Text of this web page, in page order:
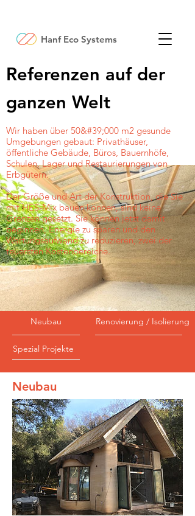
Hanf Eco Systems
Referenzen auf der
ganzen Welt
Wir haben über 50&#39;000 m2 gesunde
Umgebungen gebaut: Privathäuser,
öffentliche Gebäude, Büros, Bauernhöfe,
Schulen, Lager und Restaurierungen von
Erbgütern.
Der Größe und Art der Konstruktion, die Sie
mit HES-Mix bauen können, sind keine
Grenzen gesetzt. Sie können jetzt damit
beginnen, Energie zu sparen und den
Wartungsaufwand zu reduzieren, zwei der
teuersten Kostenbereiche.
Neubau Renovierung / Isolierung
Spezial Projekte
Neubau